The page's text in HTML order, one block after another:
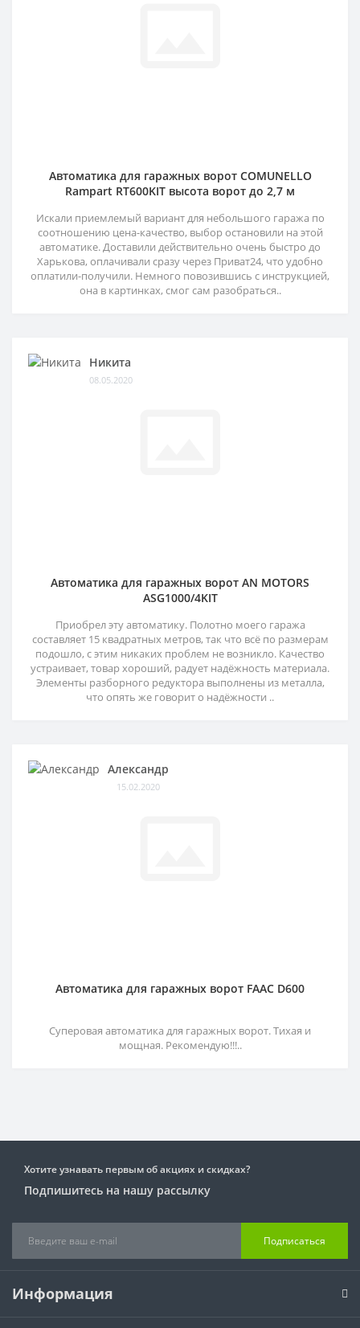
Автоматика для гаражных ворот COMUNELLO
Rampart RT600KIT высота ворот до 2,7 м
Искали приемлемый вариант для небольшого гаража по
соотношению цена-качество, выбор остановили на этой
автоматике. Доставили действительно очень быстро до
Харькова, оплачивали сразу через Приват24, что удобно
оплатили-получили. Немного повозившись с инструкцией,
она в картинках, смог сам разобраться..
Никита
08.05.2020
Автоматика для гаражных ворот AN MOTORS
ASG1000/4KIT
Приобрел эту автоматику. Полотно моего гаража
составляет 15 квадратных метров, так что всё по размерам
подошло, с этим никаких проблем не возникло. Качество
устраивает, товар хороший, радует надёжность материала.
Элементы разборного редуктора выполнены из металла,
что опять же говорит о надёжности ..
Александр
15.02.2020
Автоматика для гаражных ворот FAAC D600
Суперовая автоматика для гаражных ворот. Тихая и
мощная. Рекомендую!!!..
Хотите узнавать первым об акциях и скидках?
Подпишитесь на нашу рассылку
Подписаться
Информация